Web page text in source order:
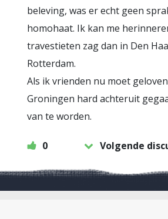
beleving, was er echt geen
homohaat. Ik kan me
travestieten zag dan in Den
Rotterdam.
Als ik vrienden nu moet
Groningen hard achteruit
van te worden.
0 Volgende